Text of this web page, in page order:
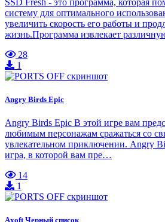
систему для оптимального
увеличить скорость его работы и
жизнь.Программа извлекает
28
1
Angry Birds Epic
Angry Birds Epic В этой игре вам
любимым персонажам сражаться со
увлекательном приключении. Angry
игра, в которой вам пре…
14
1
Axoft Черный список